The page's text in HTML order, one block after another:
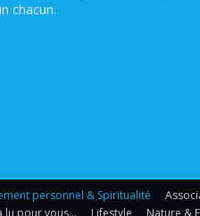
chacun.
personnel & Spiritualité